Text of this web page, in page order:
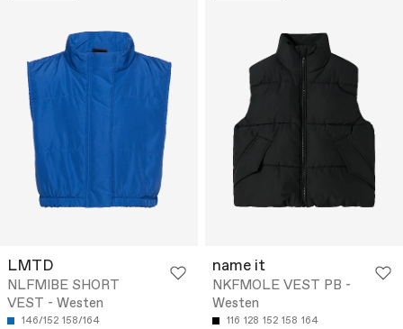
LMTD
NLFMIBE SHORT
VEST - Westen
146/152 158/164
name it
NKFMOLE VEST PB -
Westen
116 128 152 158 164